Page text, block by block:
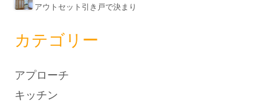
アウトセット引き戸で決まり
カテゴリー
アプローチ
キッチン